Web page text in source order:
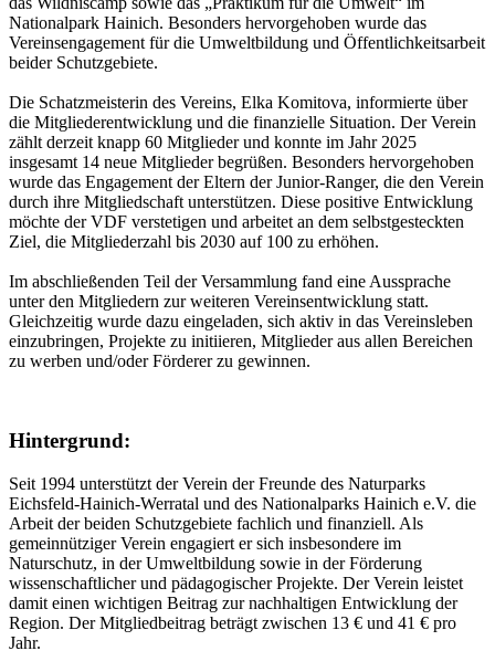
Nationalpark Hainich. Besonders hervorgehoben wurde das
Vereinsengagement für die Umweltbildung und Öffentlichkeitsarbeit
beider Schutzgebiete.
Die Schatzmeisterin des Vereins, Elka Komitova, informierte über
die Mitgliederentwicklung und die finanzielle Situation. Der Verein
zählt derzeit knapp 60 Mitglieder und konnte im Jahr 2025
insgesamt 14 neue Mitglieder begrüßen. Besonders hervorgehoben
wurde das Engagement der Eltern der Junior-Ranger, die den Verein
durch ihre Mitgliedschaft unterstützen. Diese positive Entwicklung
möchte der VDF verstetigen und arbeitet an dem selbstgesteckten
Ziel, die Mitgliederzahl bis 2030 auf 100 zu erhöhen.
Im abschließenden Teil der Versammlung fand eine Aussprache
unter den Mitgliedern zur weiteren Vereinsentwicklung statt.
Gleichzeitig wurde dazu eingeladen, sich aktiv in das Vereinsleben
einzubringen, Projekte zu initiieren, Mitglieder aus allen Bereichen
zu werben und/oder Förderer zu gewinnen.
Hintergrund:
Seit 1994 unterstützt der Verein der Freunde des Naturparks
Eichsfeld-Hainich-Werratal und des Nationalparks Hainich e.V. die
Arbeit der beiden Schutzgebiete fachlich und finanziell. Als
gemeinnütziger Verein engagiert er sich insbesondere im
Naturschutz, in der Umweltbildung sowie in der Förderung
wissenschaftlicher und pädagogischer Projekte. Der Verein leistet
damit einen wichtigen Beitrag zur nachhaltigen Entwicklung der
Region. Der Mitgliedbeitrag beträgt zwischen 13 € und 41 € pro
Jahr.